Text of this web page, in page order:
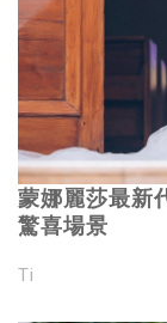
蒙娜麗莎最新
驚喜場景
Ti